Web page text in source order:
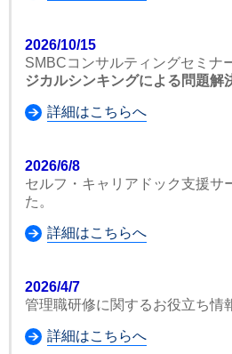
2026/10/15
SMBCコンサルティングセミナ
ジカルシンキングによる問題解
詳細はこちらへ
2026/6/8
セルフ・キャリアドック支援サ
た。
詳細はこちらへ
2026/4/7
管理職研修に関するお役立ち情
詳細はこちらへ